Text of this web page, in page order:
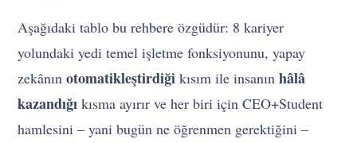
Aşağıdaki tablo bu rehbere özgüdür: 8 kariyer
yolundaki yedi temel işletme fonksiyonunu, yapay
zekânınotomatikleştirdiği kısım ile insanınhâlâ
kazandığı kısma ayırır ve her biri için CEO+Student
hamlesini – yani bugün ne öğrenmen gerektiğini –